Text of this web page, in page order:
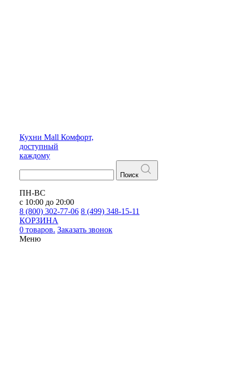
Кухни Mall Комфорт,
доступный
каждому
Поиск
ПН-ВС
с 10:00 до 20:00
8 (800) 302-77-06 8 (499) 348-15-11
КОРЗИНА
0 товаров. Заказать звонок
Меню